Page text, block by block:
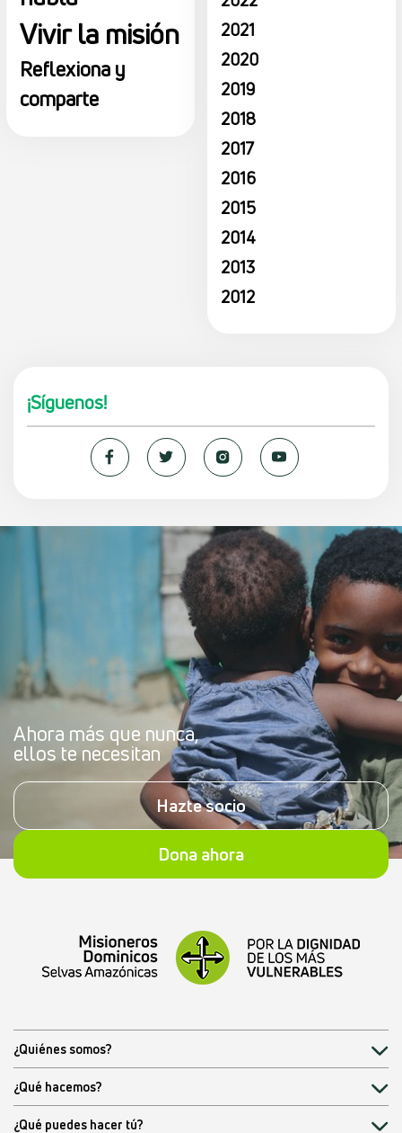
Vivir la misión
Reflexiona y
comparte
2021
2020
2019
2018
2017
2016
2015
2014
2013
2012
¡Síguenos!
Ahora más que nunca,
ellos te necesitan
Hazte socio
Dona ahora
¿Quiénes somos?
¿Qué hacemos?
¿Qué puedes hacer tú?